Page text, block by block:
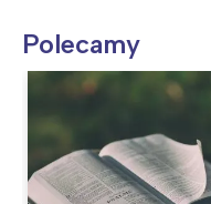
Polecamy